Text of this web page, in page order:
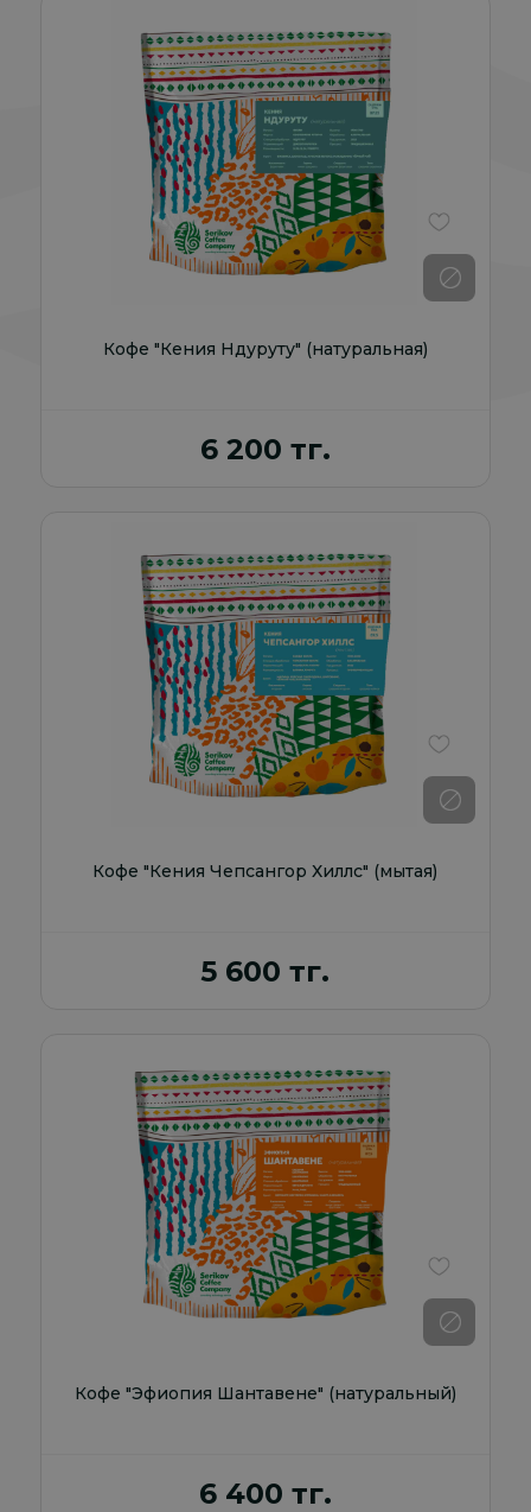
Кофе "Кения Ндуруту" (натуральная)
6 200 тг.
В
Кофе "Кения Чепсангор Хиллс" (мытая)
5 600 тг.
В
Кофе "Эфиопия Шантавене" (натуральный)
6 400 тг.
В